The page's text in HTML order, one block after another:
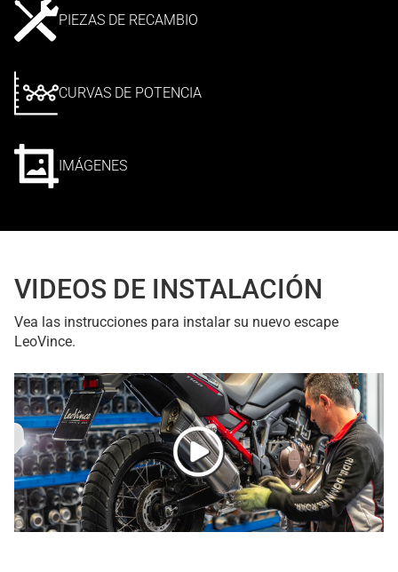
PIEZAS DE RECAMBIO
CURVAS DE POTENCIA
IMÁGENES
VIDEOS DE INSTALACIÓN
Vea las instrucciones para instalar su nuevo escape
LeoVince.